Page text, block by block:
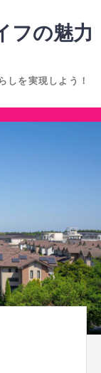
フの魅力
しを実現しよう！